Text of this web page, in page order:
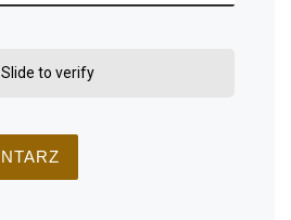
Slide to verify